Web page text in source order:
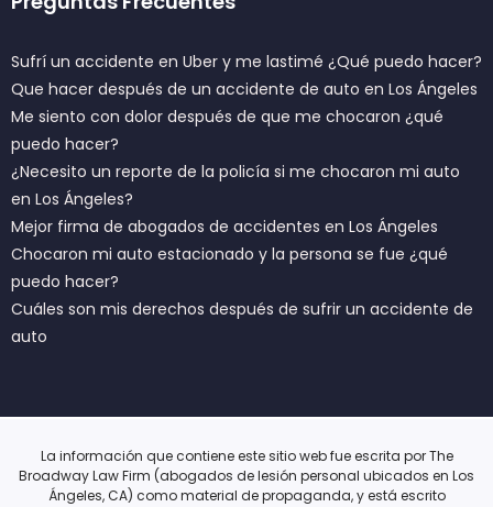
Sufrí un accidente en Uber y me lastimé ¿Qué puedo hacer?
Que hacer después de un accidente de auto en Los Ángeles
Me siento con dolor después de que me chocaron ¿qué
puedo hacer?
¿Necesito un reporte de la policía si me chocaron mi auto
en Los Ángeles?
Mejor firma de abogados de accidentes en Los Ángeles
Chocaron mi auto estacionado y la persona se fue ¿qué
puedo hacer?
Cuáles son mis derechos después de sufrir un accidente de
auto
La información que contiene este sitio web fue escrita por The
Broadway Law Firm (abogados de lesión personal ubicados en Los
Ángeles, CA) como material de propaganda, y está escrito